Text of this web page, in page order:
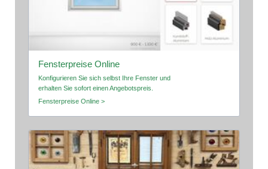
Fensterpreise Online
Konfigurieren Sie sich selbst Ihre Fenster und
erhalten Sie sofort einen Angebotspreis.
Fensterpreise Online >